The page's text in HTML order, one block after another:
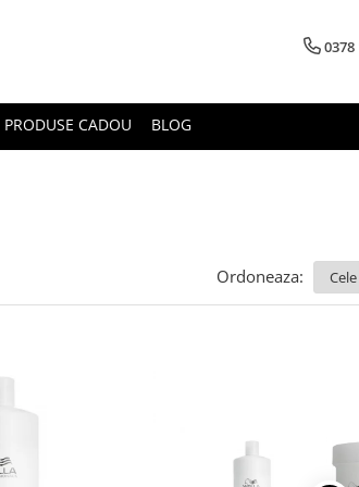
0378
PRODUSE CADOU BLOG
Ordoneaza: